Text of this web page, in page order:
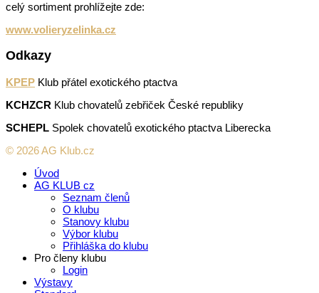
celý sortiment prohlížejte zde:
www.volieryzelinka.cz
Odkazy
KPEP Klub přátel exotického ptactva
KCHZCR Klub chovatelů zebřiček České republiky
SCHEPL Spolek chovatelů exotického ptactva Liberecka
© 2026 AG Klub.cz
Úvod
AG KLUB cz
Seznam členů
O klubu
Stanovy klubu
Výbor klubu
Přihláška do klubu
Pro členy klubu
Login
Výstavy